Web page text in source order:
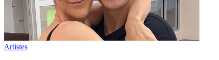
Artistes